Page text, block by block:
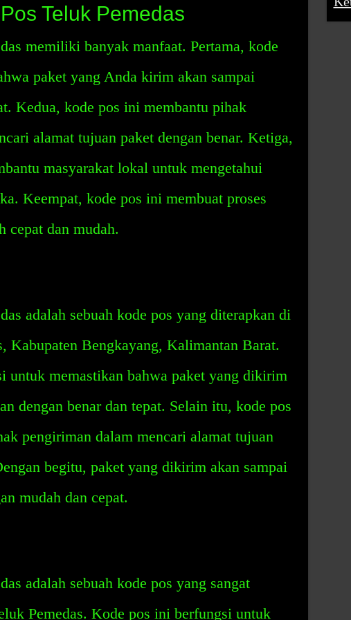
Teluk Pemedas
memiliki banyak manfaat. Pertama, kode
paket yang Anda kirim akan sampai
Kedua, kode pos ini membantu pihak
alamat tujuan paket dengan benar. Ketiga,
masyarakat lokal untuk mengetahui
Keempat, kode pos ini membuat proses
cepat dan mudah.
adalah sebuah kode pos yang diterapkan di
Kabupaten Bengkayang, Kalimantan Barat.
untuk memastikan bahwa paket yang dikirim
dengan benar dan tepat. Selain itu, kode pos
pengiriman dalam mencari alamat tujuan
begitu, paket yang dikirim akan sampai
mudah dan cepat.
adalah sebuah kode pos yang sangat
Pemedas. Kode pos ini berfungsi untuk